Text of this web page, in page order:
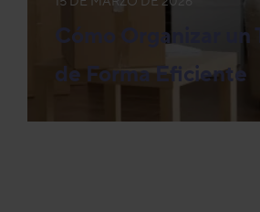
Cómo Organizar un
de Forma Eficiente